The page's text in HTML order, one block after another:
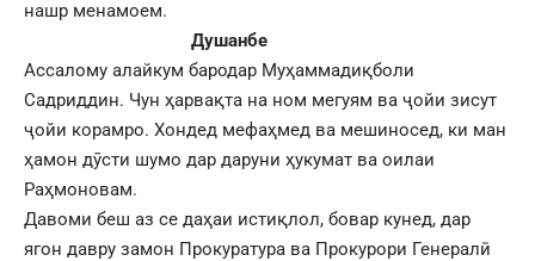
нашр менамоем.
Душанбе
Ассалому алайкум бародар Муҳаммадиқболи
Садриддин. Чун ҳарвақта на ном мегуям ва ҷойи зисут
ҷойи корамро. Хондед мефаҳмед ва мешиносед, ки ман
ҳамон дӯсти шумо дар даруни ҳукумат ва оилаи
Раҳмоновам.
Давоми беш аз се даҳаи истиқлол, бовар кунед, дар
ягон давру замон Прокуратура ва Прокурори Генералӣ